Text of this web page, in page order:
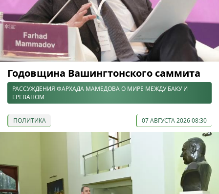
Годовщина Вашингтонского саммита
РАССУЖДЕНИЯ ФАРХАДА МАМЕДОВА О МИРЕ МЕЖДУ БАКУ И
ЕРЕВАНОМ
ПОЛИТИКА 07 АВГУСТА 2026 08:30